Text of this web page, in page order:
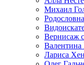
Михаил
Вернисаж
Валентина
Лариса